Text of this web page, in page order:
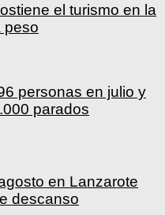
el turismo en la
peso
personas en julio y
parados
en Lanzarote
descanso